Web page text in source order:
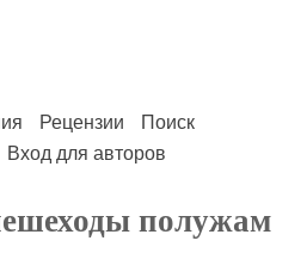
Рецензии
Поиск
Вход для авторов
полужам